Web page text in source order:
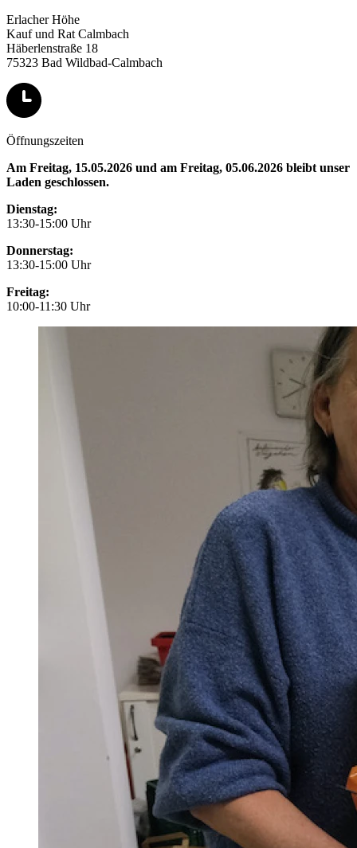
Erlacher Höhe
Kauf und Rat Calmbach
Häberlenstraße 18
75323 Bad Wildbad-Calmbach
Öffnungszeiten
Am Freitag, 15.05.2026 und am Freitag, 05.06.2026 bleibt unser
Laden geschlossen.
Dienstag:
13:30-15:00 Uhr
Donnerstag:
13:30-15:00 Uhr
Freitag:
10:00-11:30 Uhr